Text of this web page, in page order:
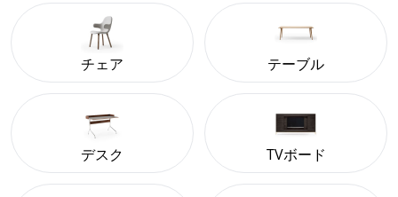
チェア テーブル
デスク TVボード